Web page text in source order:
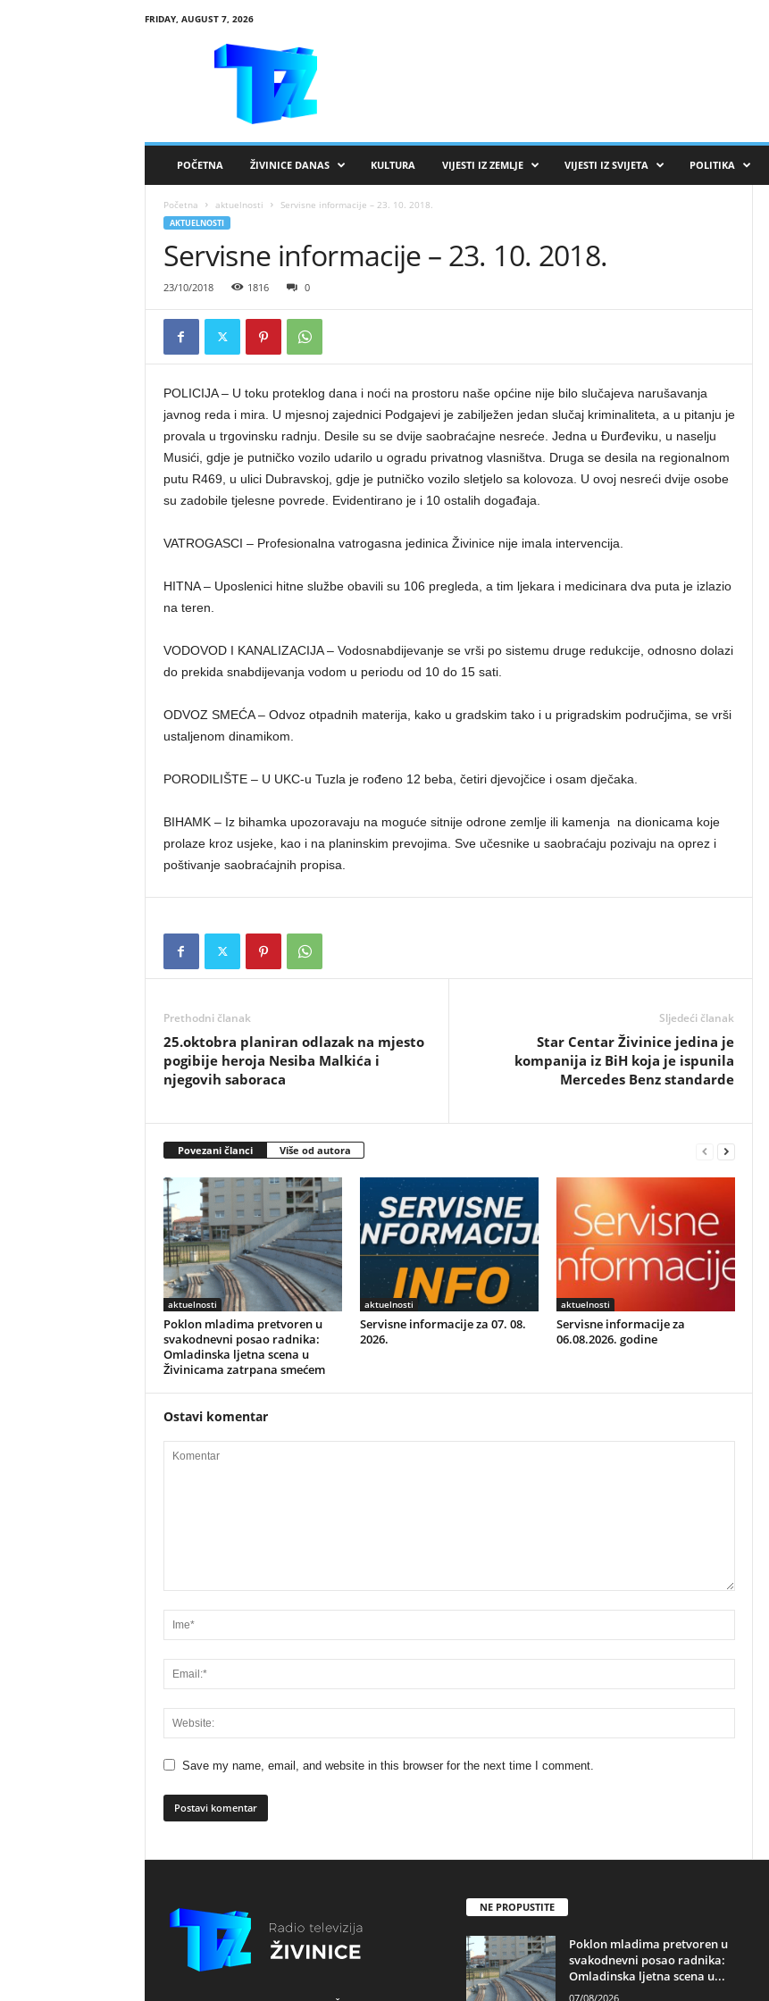
FRIDAY, AUGUST 7, 2026
POČETNA ŽIVINICE DANAS KULTURA VIJESTI IZ ZEMLJE VIJESTI IZ SVIJETA POLITIKA
Početna aktuelnosti Servisne informacije – 23. 10. 2018.
AKTUELNOSTI
Servisne informacije – 23. 10. 2018.
23/10/2018 1816 0
POLICIJA – U toku proteklog dana i noći na prostoru naše općine nije bilo slučajeva narušavanja
javnog reda i mira. U mjesnoj zajednici Podgajevi je zabilježen jedan slučaj kriminaliteta, a u pitanju je
provala u trgovinsku radnju. Desile su se dvije saobraćajne nesreće. Jedna u Đurđeviku, u naselju
Musići, gdje je putničko vozilo udarilo u ogradu privatnog vlasništva. Druga se desila na regionalnom
putu R469, u ulici Dubravskoj, gdje je putničko vozilo sletjelo sa kolovoza. U ovoj nesreći dvije osobe
su zadobile tjelesne povrede. Evidentirano je i 10 ostalih događaja.
VATROGASCI – Profesionalna vatrogasna jedinica Živinice nije imala intervencija.
HITNA – Uposlenici hitne službe obavili su 106 pregleda, a tim ljekara i medicinara dva puta je izlazio
na teren.
VODOVOD I KANALIZACIJA – Vodosnabdijevanje se vrši po sistemu druge redukcije, odnosno dolazi
do prekida snabdijevanja vodom u periodu od 10 do 15 sati.
ODVOZ SMEĆA – Odvoz otpadnih materija, kako u gradskim tako i u prigradskim područjima, se vrši
ustaljenom dinamikom.
PORODILIŠTE – U UKC-u Tuzla je rođeno 12 beba, četiri djevojčice i osam dječaka.
BIHAMK – Iz bihamka upozoravaju na moguće sitnije odrone zemlje ili kamenja na dionicama koje
prolaze kroz usjeke, kao i na planinskim prevojima. Sve učesnike u saobraćaju pozivaju na oprez i
poštivanje saobraćajnih propisa.
Prethodni članak
25.oktobra planiran odlazak na mjesto
pogibije heroja Nesiba Malkića i
njegovih saboraca
Sljedeći članak
Star Centar Živinice jedina je
kompanija iz BiH koja je ispunila
Mercedes Benz standarde
Povezani članci Više od autora
aktuelnosti
Poklon mladima pretvoren u
svakodnevni posao radnika:
Omladinska ljetna scena u
Živinicama zatrpana smećem
aktuelnosti
Servisne informacije za 07. 08.
2026.
aktuelnosti
Servisne informacije za
06.08.2026. godine
Ostavi komentar
Save my name, email, and website in this browser for the next time I comment.
NE PROPUSTITE
Poklon mladima pretvoren u
svakodnevni posao radnika:
Omladinska ljetna scena u...
07/08/2026